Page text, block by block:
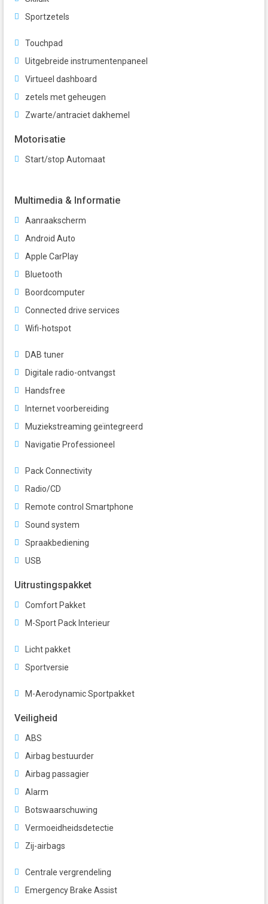
Sportzetels
Touchpad
Uitgebreide instrumentenpaneel
Virtueel dashboard
zetels met geheugen
Zwarte/antraciet dakhemel
Motorisatie
Start/stop Automaat
Multimedia & Informatie
Aanraakscherm
Android Auto
Apple CarPlay
Bluetooth
Boordcomputer
Connected drive services
Wifi-hotspot
DAB tuner
Digitale radio-ontvangst
Handsfree
Internet voorbereiding
Muziekstreaming geïntegreerd
Navigatie Professioneel
Pack Connectivity
Radio/CD
Remote control Smartphone
Sound system
Spraakbediening
USB
Uitrustingspakket
Comfort Pakket
M-Sport Pack Interieur
Licht pakket
Sportversie
M-Aerodynamic Sportpakket
Veiligheid
ABS
Airbag bestuurder
Airbag passagier
Alarm
Botswaarschuwing
Vermoeidheidsdetectie
Zij-airbags
Centrale vergrendeling
Emergency Brake Assist